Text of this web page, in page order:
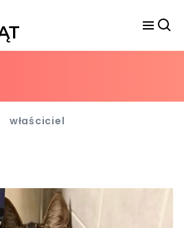
właściciel